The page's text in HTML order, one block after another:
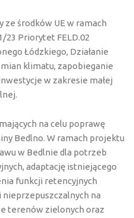
środków UE w ramach
23 Priorytet FELD.02
Łódzkiego, Działanie
klimatu, zapobieganie
w zakresie małej
na celu poprawę
Bedlno. W ramach projektu
w Bedlnie dla potrzeb
adaptację istniejącego
funkcji retencyjnych
na
terenów zielonych oraz